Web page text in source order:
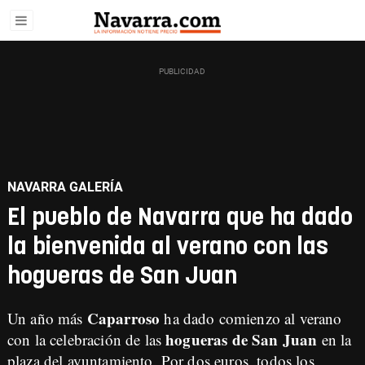
NAVARRA GALERÍA
El pueblo de Navarra que ha dado
la bienvenida al verano con las
hogueras de San Juan
Un año más Caparrosoha dado comienzo al verano
con la celebración de lashogueras de San Juan en la
plaza del ayuntamiento. Por dos euros, todos los